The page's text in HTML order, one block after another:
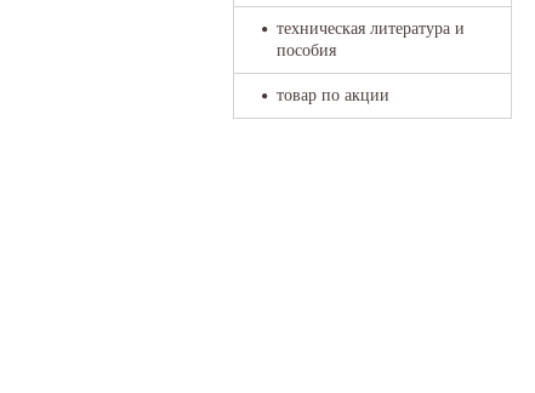
техническая литература и
пособия
товар по акции